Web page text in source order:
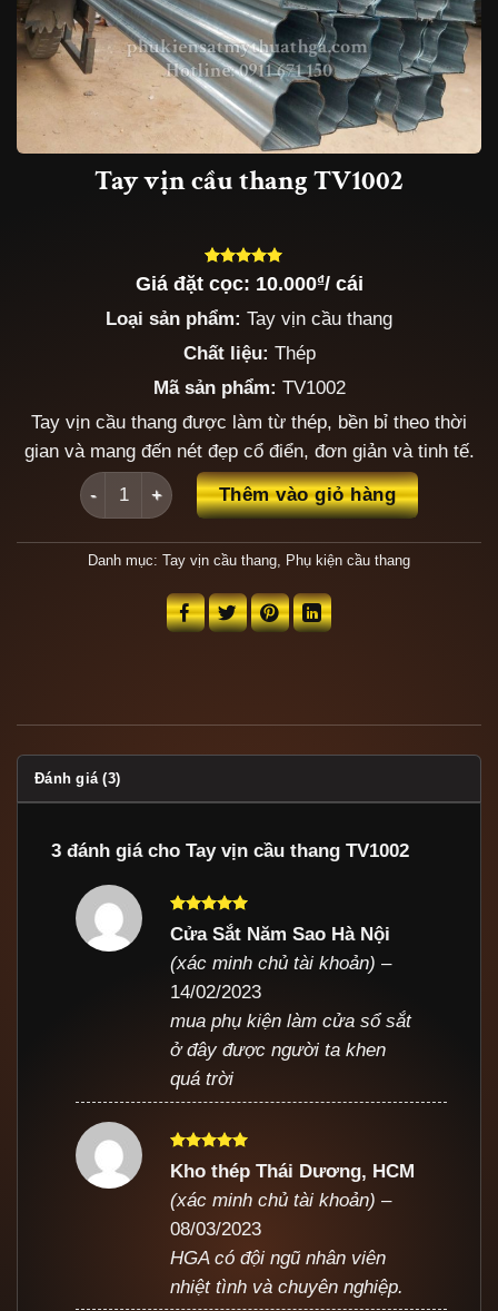
Tay vịn cầu thang TV1002
5.00trên 5
dựa trên
3
đánh giá
Giá đặt cọc: 10.000₫/ cái
Loại sản phẩm: Tay vịn cầu thang
Chất liệu: Thép
Mã sản phẩm: TV1002
Tay vịn cầu thang được làm từ thép, bền bỉ theo thời
gian và mang đến nét đẹp cổ điển, đơn giản và tinh tế.
Tay vịn cầu thang TV1002 số lượng
Thêm vào giỏ hàng
Danh mục: Tay vịn cầu thang, Phụ kiện cầu thang
Đánh giá (3)
3 đánh giá cho Tay vịn cầu thang TV1002
Được xếp
sao
Cửa Sắt Năm Sao Hà Nội
(xác minh chủ tài khoản) –
14/02/2023
mua phụ kiện làm cửa sổ sắt
ở đây được người ta khen
quá trời
Được xếp
5
sao
Kho thép Thái Dương, HCM
(xác minh chủ tài khoản) –
08/03/2023
HGA có đội ngũ nhân viên
nhiệt tình và chuyên nghiệp.